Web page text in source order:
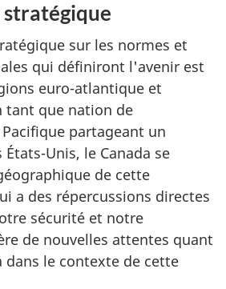
sur les normes et
qui définiront l'avenir est
euro-atlantique et
tant que nation de
partageant un
États-Unis, le Canada se
de cette
a des répercussions directes
sécurité et notre
de nouvelles attentes quant
dans le contexte de cette